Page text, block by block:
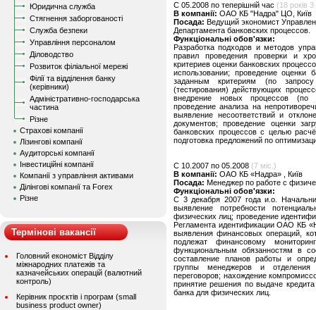
Юридична служба
Стягнення заборгованості
Служба безпеки
Управління персоналом
Діловодство
Розвиток філіальної мережі
Філії та відділення банку
(керівники)
Адміністративно-господарська
частина
Різне
Страхові компанії
Лізингові компанії
Аудиторські компанії
Інвестиційні компанії
Компанії з управління активами
Ділінгові компанії та Forex
Різне
Термінові вакансії
Головний економіст Відділу
міжнародних платежів та
казначейських операцій (валютний
контроль)
Керівник проєктів і програм (small
business product owner)
C 05.2008 по теперішній час (18 років 3
В компанії: ОАО КБ "Надра" ЦО, Київ
Посада: Ведущий экономист
Департамента банковских процессов.
Функціональні обов'язки:
Разработка подходов и методов
правил проведения проверки и
критериев оценки банковских
использовании; проведение оценки
заданным критериям (по
(тестирования) действующих
внедрение новых процессов (по
проведение анализа на
выявление несоответствий и
документов; проведение оценки
банковских процессов с целью
подготовка предложений по
C 10.2007 по 05.2008 (7 міс.)
В компанії: ОАО КБ «Надра» , Київ
Посада: Менеджер по работе с
Функціональні обов'язки:
С 3 декабря 2007 года и.о.
выявление потребности
физических лиц; проведение
Регламента идентификации ОАО КБ
выявления финансовых операций,
подлежат финансовому
функциональным обязанностям в
составление планов работы и
группы менеджеров и отделения
переговоров; нахождение
принятие решения по выдаче
банка для физических лиц.